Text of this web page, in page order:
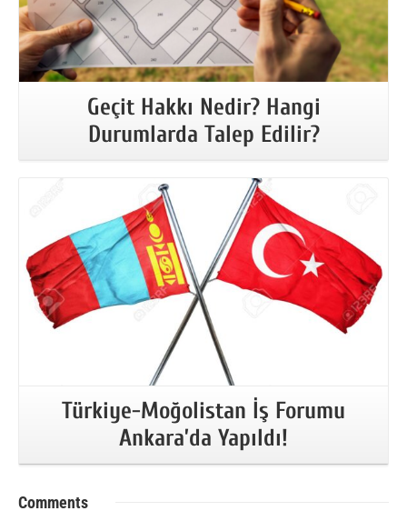
Geçit Hakkı Nedir? Hangi
Durumlarda Talep Edilir?
Türkiye-Moğolistan İş Forumu
Ankara’da Yapıldı!
Comments